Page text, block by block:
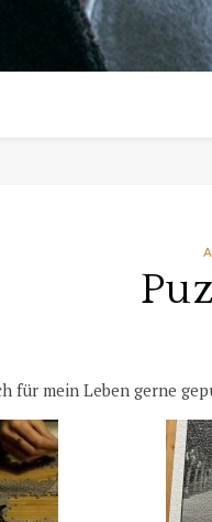
für mein Leben gerne